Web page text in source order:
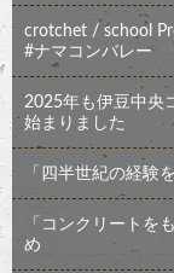
crotchet / school
#ナマコンバレー
2025年も伊豆中央
始まりました
「四半世紀の経験
「コンクリートを
め